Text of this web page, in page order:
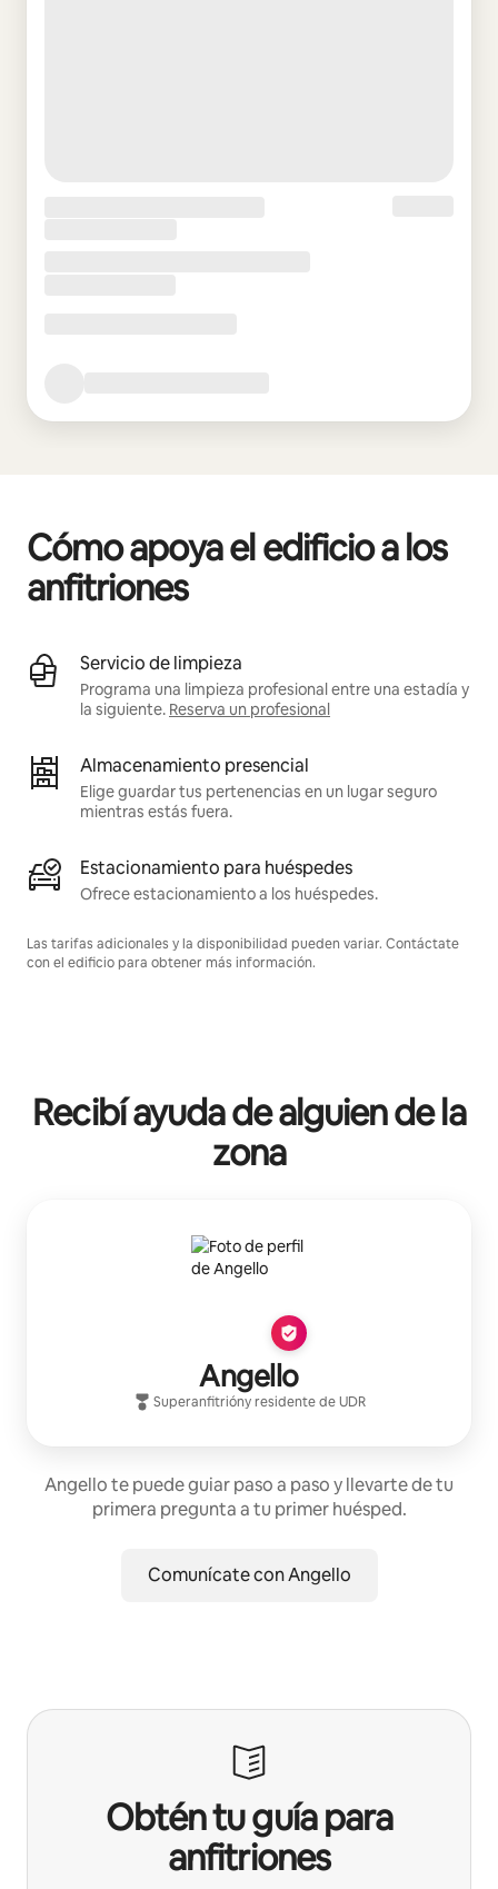
Cómo apoya el edificio a los
anfitriones
Servicio de limpieza
Programa una limpieza profesional entre una estadía y
la siguiente. Reserva un profesional
Almacenamiento presencial
Elige guardar tus pertenencias en un lugar seguro
mientras estás fuera.
Estacionamiento para huéspedes
Ofrece estacionamiento a los huéspedes.
Las tarifas adicionales y la disponibilidad pueden variar. Contáctate
con el edificio para obtener más información.
Recibí ayuda de alguien de la
zona
Angello
Superanfitrióny residente deUDR
Angello te puede guiar paso a paso y llevarte de tu
primera pregunta a tu primer huésped.
Comunícate con Angello
Obtén tu guía para
anfitriones